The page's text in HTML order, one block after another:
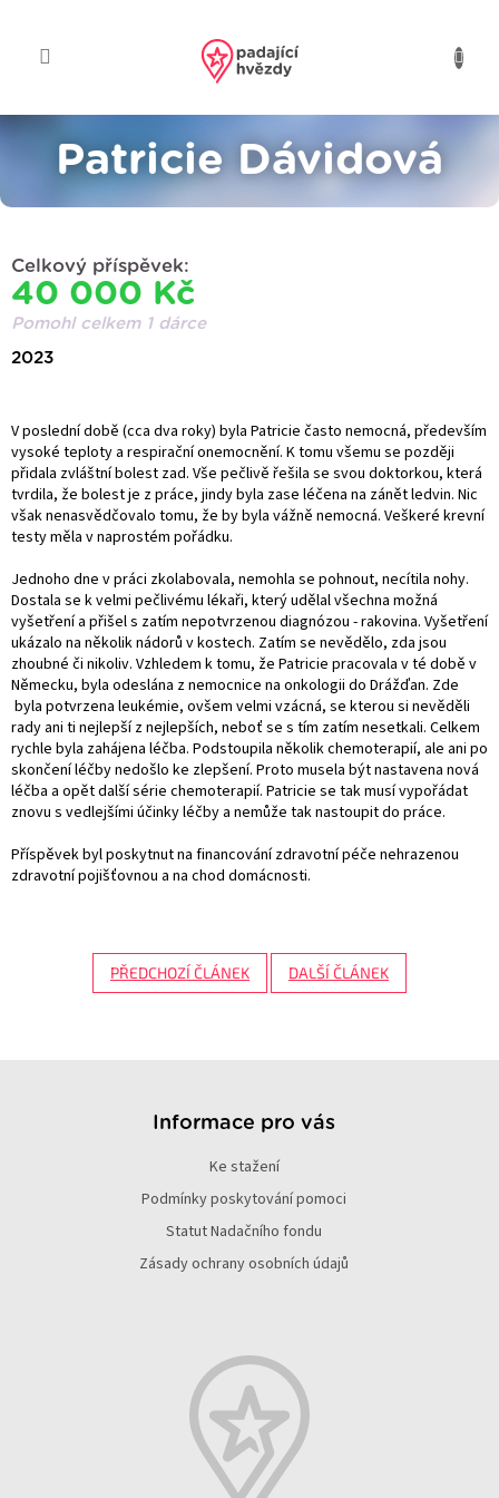
Patricie Dávidová
Celkový příspěvek:
40 000 Kč
Pomohl celkem 1 dárce
2023
V poslední době (cca dva roky) byla Patricie často nemocná, především
vysoké teploty a respirační onemocnění. K tomu všemu se později
přidala zvláštní bolest zad. Vše pečlivě řešila se svou doktorkou, která
tvrdila, že bolest je z práce, jindy byla zase léčena na zánět ledvin. Nic
však nenasvědčovalo tomu, že by byla vážně nemocná. Veškeré krevní
testy měla v naprostém pořádku.
Jednoho dne v práci zkolabovala, nemohla se pohnout, necítila nohy.
Dostala se k velmi pečlivému lékaři, který udělal všechna možná
vyšetření a přišel s zatím nepotvrzenou diagnózou - rakovina. Vyšetření
ukázalo na několik nádorů v kostech. Zatím se nevědělo, zda jsou
zhoubné či nikoliv. Vzhledem k tomu, že Patricie pracovala v té době v
Německu, byla odeslána z nemocnice na onkologii do Drážďan. Zde
byla potvrzena leukémie, ovšem velmi vzácná, se kterou si nevěděli
rady ani ti nejlepší z nejlepších, neboť se s tím zatím nesetkali. Celkem
rychle byla zahájena léčba. Podstoupila několik chemoterapií, ale ani po
skončení léčby nedošlo ke zlepšení. Proto musela být nastavena nová
léčba a opět další série chemoterapií. Patricie se tak musí vypořádat
znovu s vedlejšími účinky léčby a nemůže tak nastoupit do práce.
Příspěvek byl poskytnut na financování zdravotní péče nehrazenou
zdravotní pojišťovnou a na chod domácnosti.
PŘEDCHOZÍ ČLÁNEK DALŠÍ ČLÁNEK
Informace pro vás
Ke stažení
Podmínky poskytování pomoci
Statut Nadačního fondu
Zásady ochrany osobních údajů